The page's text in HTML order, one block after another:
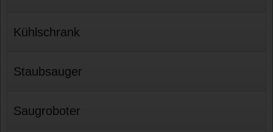
Kühlschrank
Staubsauger
Saugroboter